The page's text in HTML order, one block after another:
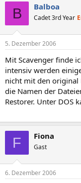
B Balboa
Cadet 3rd Year
5. Dezember 2006
Mit Scavenger finde
intensiv werden
nicht mit den original
die Namen der
Restorer. Unter DOS
F Fiona
Gast
6. Dezember 2006